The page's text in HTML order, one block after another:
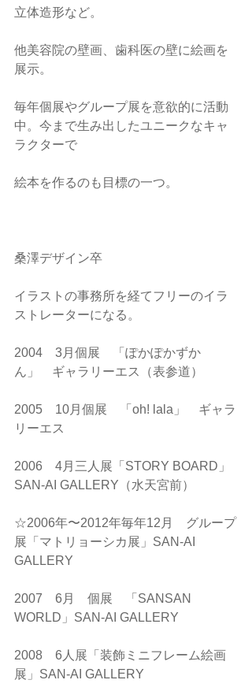
立体造形など。
他美容院の壁画、歯科医の壁に絵画を
展示。
毎年個展やグループ展を意欲的に活動
中。今まで生み出したユニークなキャ
ラクターで
絵本を作るのも目標の一つ。
桑澤デザイン卒
イラストの事務所を経てフリーのイラ
ストレーターになる。
2004　3月個展　「ぽかぽかずか
ん」　ギャラリーエス（表参道）
2005　10月個展　「oh! lala」　ギャラ
リーエス
2006　4月三人展「STORY BOARD」
SAN-AI GALLERY（水天宮前）
☆2006年〜2012年毎年12月　グループ
展「マトリョーシカ展」SAN-AI
GALLERY
2007　6月　個展　「SANSAN
WORLD」SAN-AI GALLERY
2008　6人展「装飾ミニフレーム絵画
展」SAN-AI GALLERY